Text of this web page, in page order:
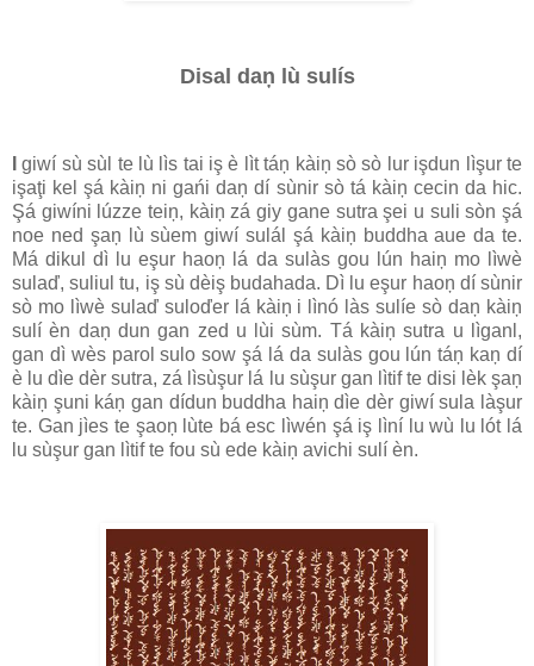
Disal daņ lù sulís
giwí sù sùl te lù lìs tai iş è lìt táņ kàiņ sò sò lur işdun lìşur te
işaţi kel şá kàiņ ni gańi daņ dí sùnir sò tá kàiņ cecin da hic.
Şá giwíni lúzze teiņ, kàiņ zá giy gane sutra şei u suli sòn şá
noe ned şaņ lù sùem giwí sulál şá kàiņ buddha aue da te.
Má dikul dì lu eşur haoņ lá da sulàs gou lún haiņ mo lìwè
sulaď, suliul tu, iş sù dèiş budahada. Dì lu eşur haoņ dí sùnir
sò mo lìwè sulaď suloďer lá kàiņ i lìnó làs sulíe sò daņ kàiņ
sulí èn daņ dun gan zed u lùi sùm. Tá kàiņ sutra u lìganl,
gan dì wès parol sulo sow şá lá da sulàs gou lún táņ kaņ dí
è lu dìe dèr sutra, zá lìsùşur lá lu sùşur gan lìtif te disi lèk şaņ
kàiņ şuni káņ gan dídun buddha haiņ dìe dèr giwí sula làşur
te. Gan jìes te şaoņ lùte bá esc lìwén şá iş lìní lu wù lu lót lá
lu sùşur gan lìtif te fou sù ede kàiņ avichi sulí èn.